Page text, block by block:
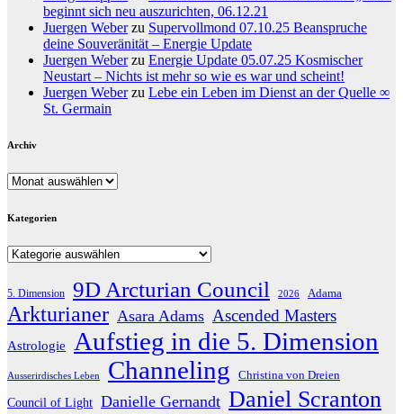
beginnt sich neu auszurichten, 06.12.21
Juergen Weberzu Supervollmond 07.10.25 Beanspruche
deine Souveränität – Energie Update
Juergen Weberzu Energie Update 05.07.25 Kosmischer
Neustart – Nichts ist mehr so wie es war und scheint!
Juergen Weberzu Lebe ein Leben im Dienst an der Quelle ∞
St. Germain
Archiv
Archiv
Kategorien
Kategorien
5. Dimension 9D Arcturian Council 2026 Adama
Arkturianer Asara Adams Ascended Masters
Astrologie Aufstieg in die 5. Dimension
Ausserirdisches Leben Channeling Christina von Dreien
Council of Light Danielle Gernandt Daniel Scranton